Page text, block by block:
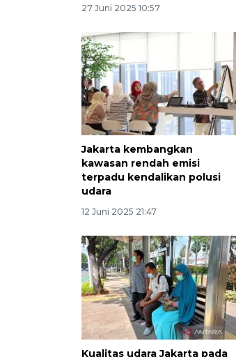
27 Juni 2025 10:57
Jakarta kembangkan
kawasan rendah emisi
terpadu kendalikan polusi
udara
12 Juni 2025 21:47
Kualitas udara Jakarta pada